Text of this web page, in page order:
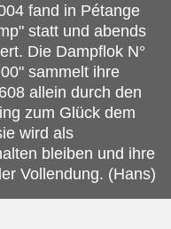
fand in Pétange
statt und abends
Die Dampflok N°
sammelt ihre
allein durch den
zum Glück dem
wird als
bleiben und ihre
Vollendung. (Hans)